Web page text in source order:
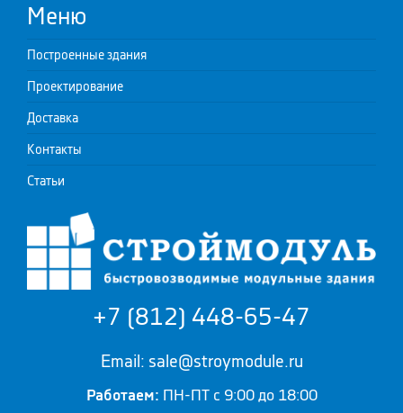
Меню
Построенные здания
Проектирование
Доставка
Контакты
Статьи
+7 (812) 448-65-47
Email: sale@stroymodule.ru
Работаем: ПН-ПТ с 9:00 до 18:00